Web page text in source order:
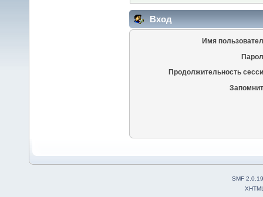
Вход
Имя
Продолжительность
SMF 2.0.19